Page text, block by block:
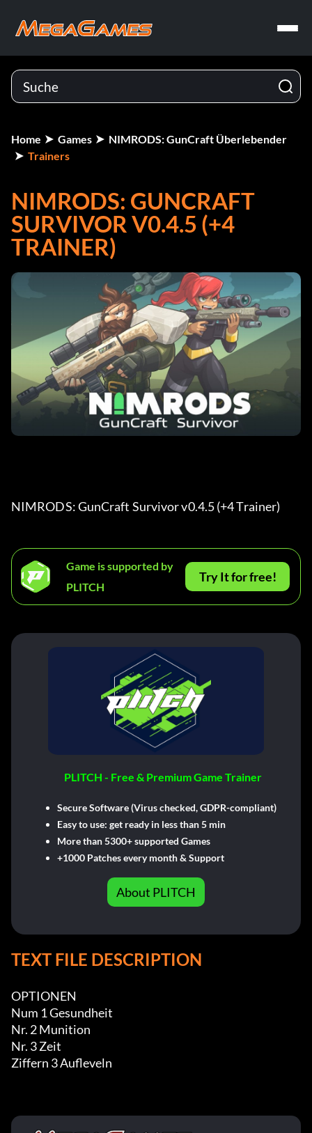
Home Games
NIMRODS: GunCraft Überlebender
Trainers
NIMRODS: GUNCRAFT
SURVIVOR V0.4.5 (+4
TRAINER)
NIMRODS: GunCraft Survivor v0.4.5 (+4 Trainer)
Game is supported by
PLITCH
Try It for free!
PLITCH - Free & Premium Game Trainer
Secure Software (Virus checked, GDPR-compliant)
Easy to use: get ready in less than 5 min
More than 5300+ supported Games
+1000 Patches every month & Support
About PLITCH
TEXT FILE DESCRIPTION
OPTIONEN
Num 1 Gesundheit
Nr. 2 Munition
Nr. 3 Zeit
Ziffern 3 Aufleveln